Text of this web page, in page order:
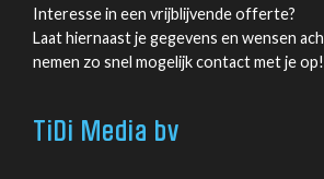
Interesse in een vrijblijvende offerte?
Laat hiernaast je gegevens en wensen
nemen zo snel mogelijk contact met je op!
TiDi Media bv